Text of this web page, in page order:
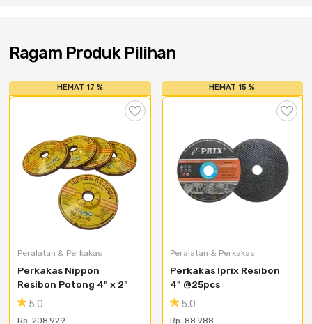
Ragam Produk Pilihan
HEMAT 17 %
Peralatan & Perkakas
Perkakas Nippon
Resibon Potong 4" x 2"
5.0
Rp. 208.929
HEMAT 15 %
Peralatan & Perkakas
Perkakas Iprix Resibon
4" @25pcs
5.0
Rp. 88.988